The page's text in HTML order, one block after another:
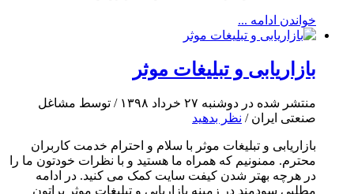
خواندن ادامه ...
بازاریابی و تبلیغات موثر
منتشر شده در دوشنبه ۲۷ خرداد ۱۳۹۸ / توسط مشاغل
صنعتی ایران / نظر بدهید
بازاریابی و تبلیغات موثر با سلام و احترام خدمت کاربران
محترم. ممنونیم که همراه ما هستید و با نظرات خودتون ما را
در هرچه بهتر شدن کیفت سایت کمک می کنید. در ادامه
مطلبی سودمند در زمینه بازاریابی و تبلیغات موثر براتون